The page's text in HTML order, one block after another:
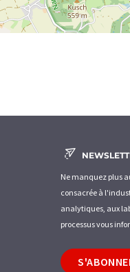
Ne manquez plus
consacrée à
analytiques, aux
processus vous